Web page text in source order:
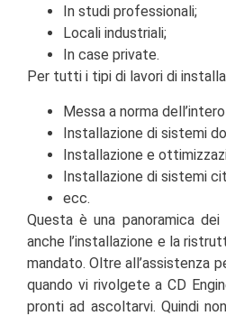
In studi professionali;
Locali industriali;
In case private.
Per tutti i tipi di lavori di
Messa a norma
Installazione di sistemi
Installazione e
Installazione di sistemi
ecc.
Questa è una panoramica
anche l’installazione e la
mandato. Oltre all’assistenza
quando vi rivolgete a CD
pronti ad ascoltarvi. Quindi